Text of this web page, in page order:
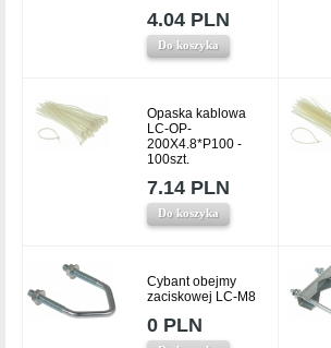
4.04 PLN
Do koszyka
Opaska kablowa
LC-OP-
200X4.8*P100 -
100szt.
7.14 PLN
Do koszyka
Cybant obejmy
zaciskowej LC-M8
0 PLN